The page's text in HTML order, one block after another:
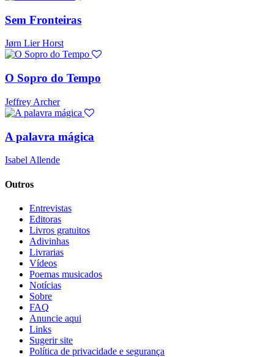
Sem Fronteiras
Jørn Lier Horst
O Sopro do Tempo
Jeffrey Archer
A palavra mágica
Isabel Allende
Outros
Entrevistas
Editoras
Livros gratuitos
Adivinhas
Livrarias
Vídeos
Poemas musicados
Notícias
Sobre
FAQ
Anuncie aqui
Links
Sugerir site
Política de privacidade e segurança